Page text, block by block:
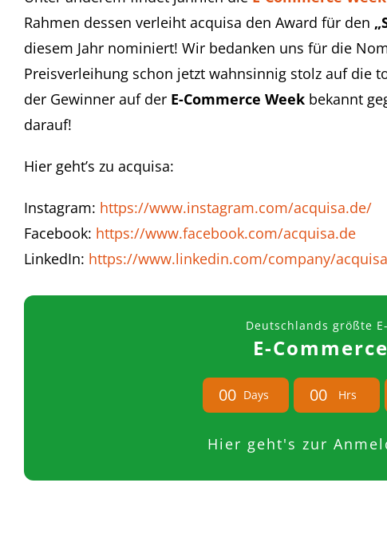
Rahmen dessen verleiht acquisa den Award für den
diesem Jahr nominiert! Wir bedanken uns für die
Preisverleihung schon jetzt wahnsinnig stolz auf die
der Gewinner auf der E-Commerce Weekbekannt
darauf!
Hier geht’s zu acquisa:
Instagram: https://www.instagram.com/acquisa.de/
Facebook: https://www.facebook.com/acquisa.de
LinkedIn: https://www.linkedin.com/company/acquisa
Deutschlands größte
E-
00 Days 00 Hrs
Hier geht's zur